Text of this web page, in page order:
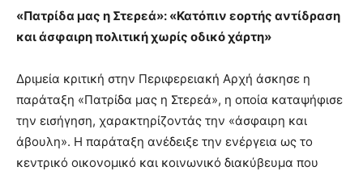
«Πατρίδα μας η Στερεά»: «Κατόπιν εορτής αντίδραση
και άσφαιρη πολιτική χωρίς οδικό χάρτη»
Δριμεία κριτική στην Περιφερειακή Αρχή άσκησε η
παράταξη «Πατρίδα μας η Στερεά», η οποία καταψήφισε
την εισήγηση, χαρακτηρίζοντάς την «άσφαιρη και
άβουλη». Η παράταξη ανέδειξε την ενέργεια ως το
κεντρικό οικονομικό και κοινωνικό διακύβευμα που